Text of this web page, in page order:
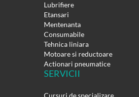
Lubrifiere
Etansari
Mentenanta
Consumabile
Tehnica liniara
Motoare si reductoare
Actionari pneumatice
SERVICII